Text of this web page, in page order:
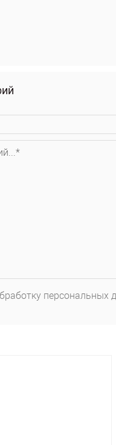
персональных